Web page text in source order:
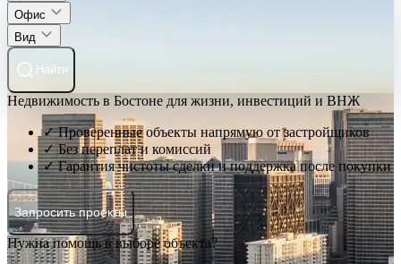
Офис
Вид
Найти
Недвижимость в Бостоне для жизни, инвестиций и ВНЖ
✓ Проверенные объекты напрямую от застройщиков
✓ Без переплат и комиссий
✓ Гарантия чистоты сделки и поддержка после покупки
Запросить проекты
Нужна помощь в выборе объекта?